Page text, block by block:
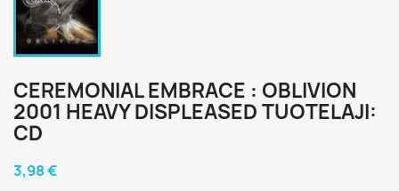
CEREMONIAL EMBRACE : OBLIVION
2001 HEAVY DISPLEASED TUOTELAJI:
CD
3,98 €